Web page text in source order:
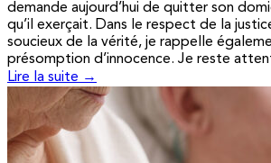
demande aujourd’hui de quitter son
qu’il exerçait. Dans le respect de la
soucieux de la vérité, je rappelle
présomption d’innocence. Je reste
Lire la suite →